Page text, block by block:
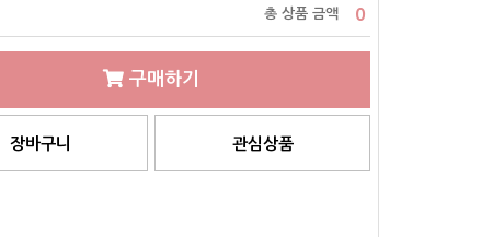
총 상품 금액 0
구매하기
장바구니 관심상품